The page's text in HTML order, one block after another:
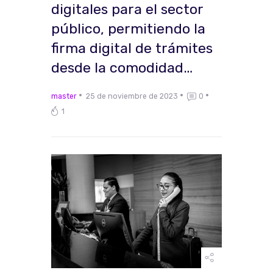
digitales para el sector
público, permitiendo la
firma digital de trámites
desde la comodidad…
master 25 de noviembre de 2023
0
1